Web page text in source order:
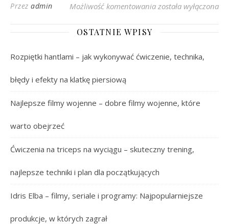
Przez admin Możliwość komentowania Kalafior Kalorie: Ile
została wyłączona
OSTATNIE WPISY
Rozpiętki hantlami – jak wykonywać ćwiczenie, technika,
błędy i efekty na klatkę piersiową
Najlepsze filmy wojenne – dobre filmy wojenne, które
warto obejrzeć
Ćwiczenia na triceps na wyciągu – skuteczny trening,
najlepsze techniki i plan dla początkujących
Idris Elba – filmy, seriale i programy: Najpopularniejsze
produkcje, w których zagrał